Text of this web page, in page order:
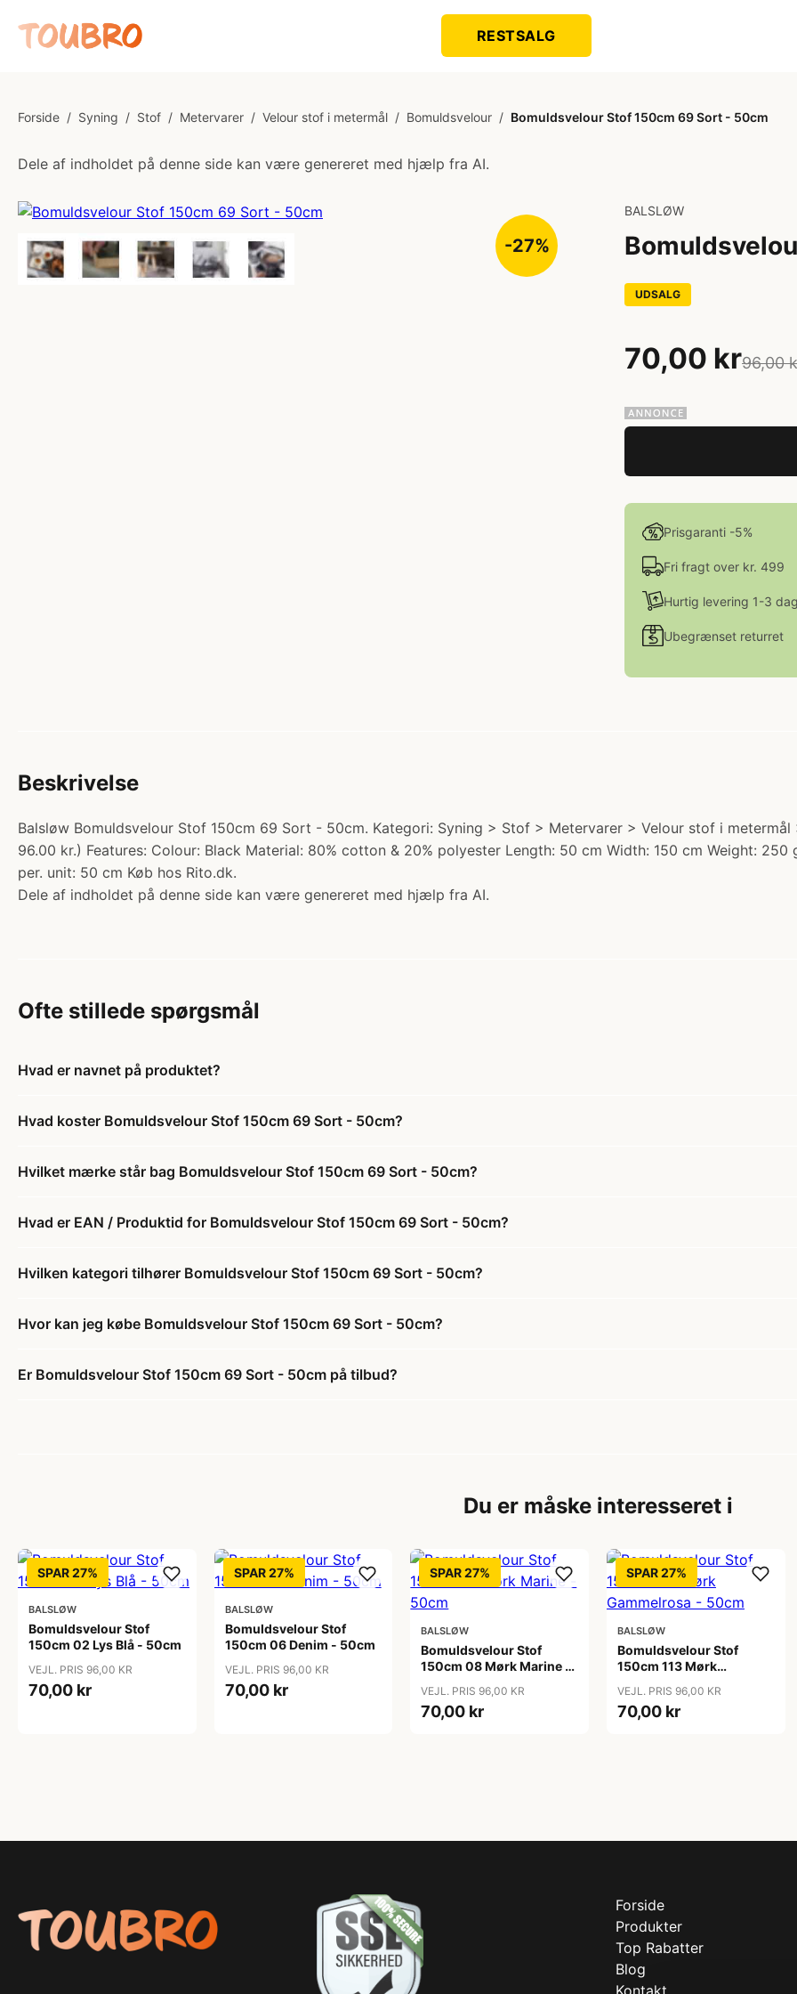
RESTSALG
Forside / Syning / Stof / Metervarer / Velour stof i metermål / Bomuldsvelour / Bomuldsvelour Stof 150cm 69 Sort - 50cm
Dele af indholdet på denne side kan være genereret med hjælp fra AI.
-27%
BALSLØW
UDSALG
70,00 kr96,00
Prisgaranti -5%
Fri fragt over kr. 499
Hurtig levering 1-3
Ubegrænset returret
Beskrivelse
Balsløw Bomuldsvelour Stof 150cm 69 Sort - 50cm. Kategori: Syning > Stof > Metervarer > Velour stof i
96.00 kr.) Features: Colour: Black Material: 80% cotton & 20% polyester Length: 50 cm Width: 150 cm Weight: 250
per. unit: 50 cm Køb hos Rito.dk.
Dele af indholdet på denne side kan være genereret med hjælp fra AI.
Ofte stillede spørgsmål
Hvad er navnet på produktet?
Hvad koster Bomuldsvelour Stof 150cm 69 Sort - 50cm?
Hvilket mærke står bag Bomuldsvelour Stof 150cm 69 Sort - 50cm?
Hvad er EAN / Produktid for Bomuldsvelour Stof 150cm 69 Sort - 50cm?
Hvilken kategori tilhører Bomuldsvelour Stof 150cm 69 Sort - 50cm?
Hvor kan jeg købe Bomuldsvelour Stof 150cm 69 Sort - 50cm?
Er Bomuldsvelour Stof 150cm 69 Sort - 50cm på tilbud?
Du er måske interesseret i
SPAR 27%
BALSLØW
Bomuldsvelour Stof
150cm 02 Lys Blå - 50cm
VEJL. PRIS 96,00 KR
70,00 kr
SPAR 27%
BALSLØW
Bomuldsvelour Stof
150cm 06 Denim - 50cm
VEJL. PRIS 96,00 KR
70,00 kr
SPAR 27%
BALSLØW
Bomuldsvelour Stof
150cm 08 Mørk Marine -
VEJL. PRIS 96,00 KR
70,00 kr
SPAR 27%
BALSLØW
Bomuldsvelour Stof
150cm 113 Mørk
VEJL. PRIS 96,00 KR
70,00 kr
Forside
Produkter
Top Rabatter
Blog
Kontakt